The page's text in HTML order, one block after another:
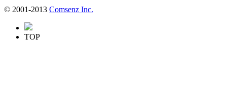
© 2001-2013 Comsenz Inc.
TOP